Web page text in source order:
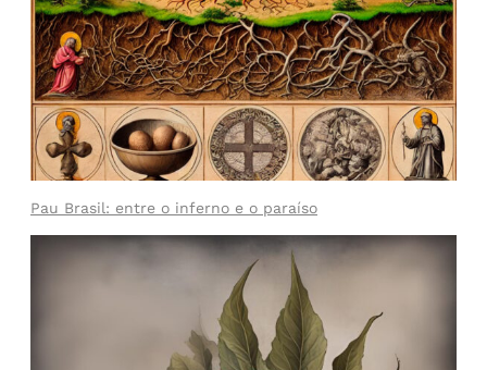
Pau Brasil: entre o inferno e o paraíso